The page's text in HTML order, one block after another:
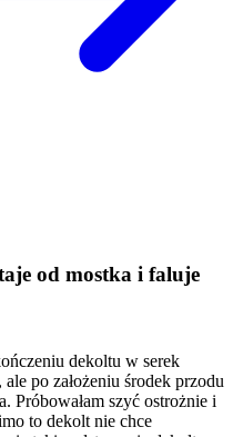
od mostka i faluje
dekoltu w serek
po założeniu środek przodu
Próbowałam szyć ostrożnie i
to dekolt nie chce